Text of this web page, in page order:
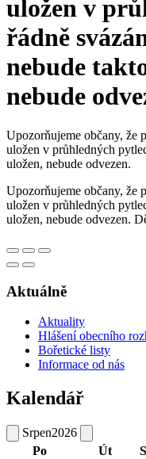
uložen v
řádně
nebude
nebude
Upozorňujeme občany, že
uložen v průhledných
uložen, nebude odvezen.
Upozorňujeme občany, že
uložen v průhledných
uložen, nebude odvezen.
Aktuálně
Aktuality
Hlášení obecního
Bořetické listy
Informace od nás
Kalendář
Srpen2026
Po
Út